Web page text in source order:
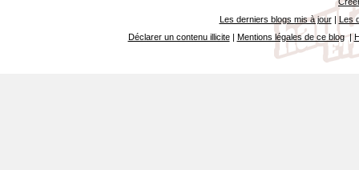
Les derniers blogs mis à jour| Les
Déclarer un contenu illicite| Mentions légales de ce blog|